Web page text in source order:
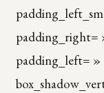
padding_right=
padding_left= »